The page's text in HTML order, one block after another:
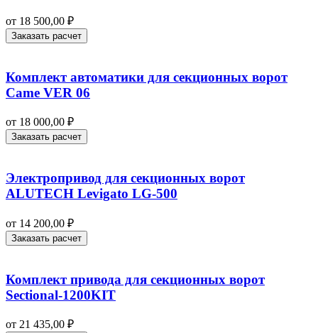
от 18 500,00 ₽
Заказать расчет
Комплект автоматики для секционных ворот
Came VER 06
от 18 000,00 ₽
Заказать расчет
Электропривод для секционных ворот
ALUTECH Levigato LG-500
от 14 200,00 ₽
Заказать расчет
Комплект привода для секционных ворот
Sectional-1200KIT
от 21 435,00 ₽